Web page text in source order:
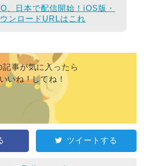
、日本で配信開始！iOS版・
ンロードURLはこれ
記事が気に入ったら
いいね ! してね！
ツイートする